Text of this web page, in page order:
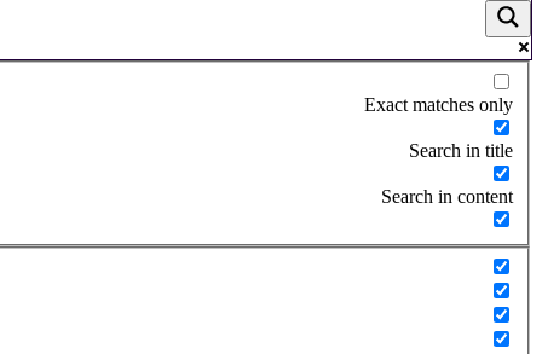
Exact matches only
Search in title
Search in content